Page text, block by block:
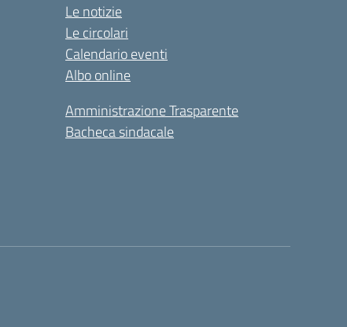
Le notizie
Le circolari
Calendario eventi
Albo online
Amministrazione Trasparente
Bacheca sindacale